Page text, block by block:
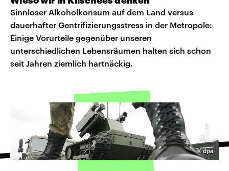
Sinnloser Alkoholkonsum auf dem Land versus
dauerhafter Gentrifizierungsstress in der Metropole:
Einige Vorurteile gegenüber unseren
unterschiedlichen Lebensräumen halten sich schon
seit Jahren ziemlich hartnäckig.
© dpa